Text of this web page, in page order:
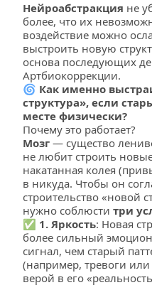
Нейроабстракция не
более, что их
воздействие можно
выстроить новую
основа последующих
Артбиокоррекции.
🌀 Как именно
структура», если
месте физически?
Почему это работает?
Мозг — существо
не любит строить
накатанная колея
в никуда. Чтобы он
строительство «новой
нужно соблюсти три
✅ 1. Яркость: Новая
более сильный
сигнал, чем старый
(например, тревоги
верой в его